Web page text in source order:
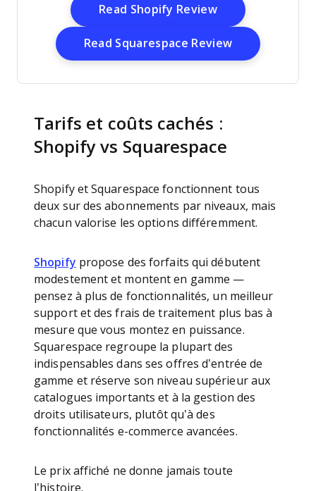
Read Shopify ReviewOpens New
Read Squarespace ReviewOpens New
Tarifs et coûts cachés :
Shopify vs Squarespace
Shopify et Squarespace fonctionnent tous
deux sur des abonnements par niveaux, mais
chacun valorise les options différemment.
Shopify propose des forfaits qui débutent
modestement et montent en gamme —
pensez à plus de fonctionnalités, un meilleur
support et des frais de traitement plus bas à
mesure que vous montez en puissance.
Squarespace regroupe la plupart des
indispensables dans ses offres d’entrée de
gamme et réserve son niveau supérieur aux
catalogues importants et à la gestion des
droits utilisateurs, plutôt qu’à des
fonctionnalités e-commerce avancées.
Le prix affiché ne donne jamais toute
l’histoire.